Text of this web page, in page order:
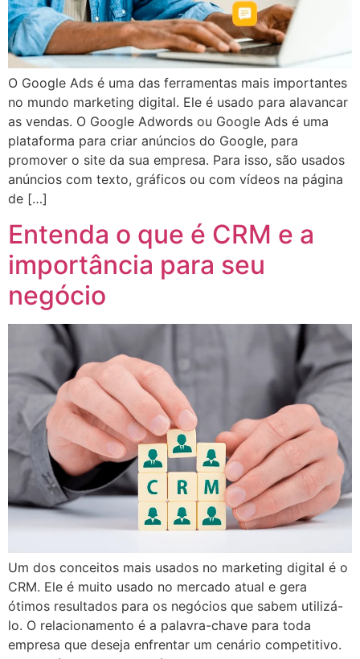
O Google Ads é uma das ferramentas mais importantes
no mundo marketing digital. Ele é usado para alavancar
as vendas. O Google Adwords ou Google Ads é uma
plataforma para criar anúncios do Google, para
promover o site da sua empresa. Para isso, são usados
anúncios com texto, gráficos ou com vídeos na página
de […]
Entenda o que é CRM e a
importância para seu
negócio
Um dos conceitos mais usados no marketing digital é o
CRM. Ele é muito usado no mercado atual e gera
ótimos resultados para os negócios que sabem utilizá-
lo. O relacionamento é a palavra-chave para toda
empresa que deseja enfrentar um cenário competitivo.